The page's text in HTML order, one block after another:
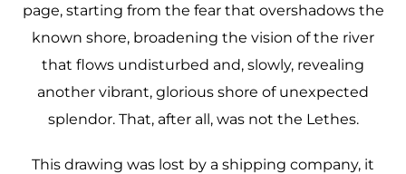
page, starting from the fear that overshadows the
known shore, broadening the vision of the river
that flows undisturbed and, slowly, revealing
another vibrant, glorious shore of unexpected
splendor. That, after all, was not the Lethes.
This drawing was lost by a shipping company, it